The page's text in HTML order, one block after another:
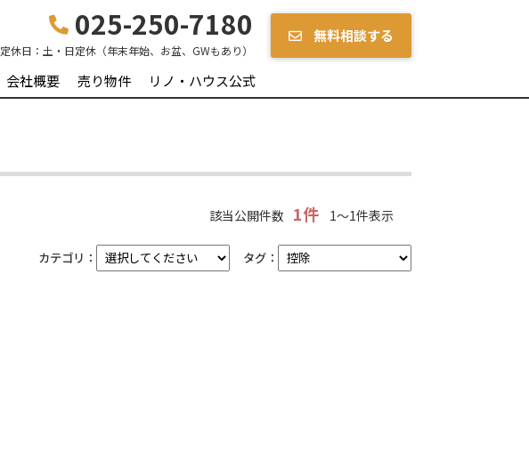
025-250-7180
定休日： 土・日定休（年末年始、お盆、GWもあり）
無料相談する
会社概要 売り物件 リノ・ハウス公式
該当公開件数 1件 1～1件表示
カテゴリ： タグ：